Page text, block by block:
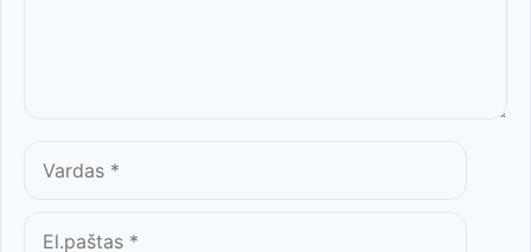
Vardas
El.paštas